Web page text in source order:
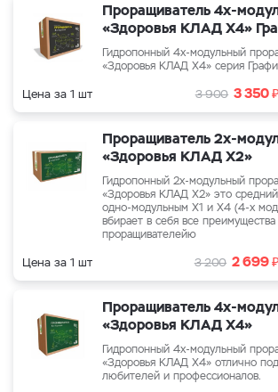
Проращиватель 4х-
«Здоровья КЛАД Х4»
Гидропонный 4х-модульный
«Здоровья КЛАД Х4» серия
Цена за 1 шт 3 900 3 350₽
Проращиватель 2х-
«Здоровья КЛАД Х2»
Гидропонный 2х-модульный
«Здоровья КЛАД Х2» это
одно-модульным Х1 и Х4 (4-х
вбирает в себя все преимущества
проращивателейю
Цена за 1 шт 3 200 2 699₽
Проращиватель 4х-
«Здоровья КЛАД Х4»
Гидропонный 4х-модульный
«Здоровья КЛАД Х4» отлично
любителей и профессионалов.